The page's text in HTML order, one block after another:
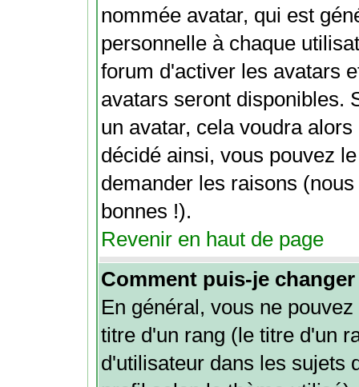
nommée avatar, qui est
personnelle à chaque
forum d'activer les avatars
avatars seront disponibles.
un avatar, cela voudra
décidé ainsi, vous pouvez
demander les raisons
bonnes !).
Revenir en haut de page
Comment puis-je
En général, vous ne
titre d'un rang (le titre d'un
d'utilisateur dans les sujets